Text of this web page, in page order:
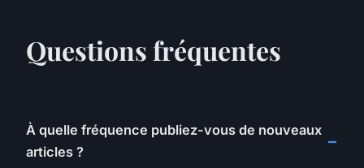
Questions fréquentes
À quelle fréquence publiez-vous de nouveaux
articles ?